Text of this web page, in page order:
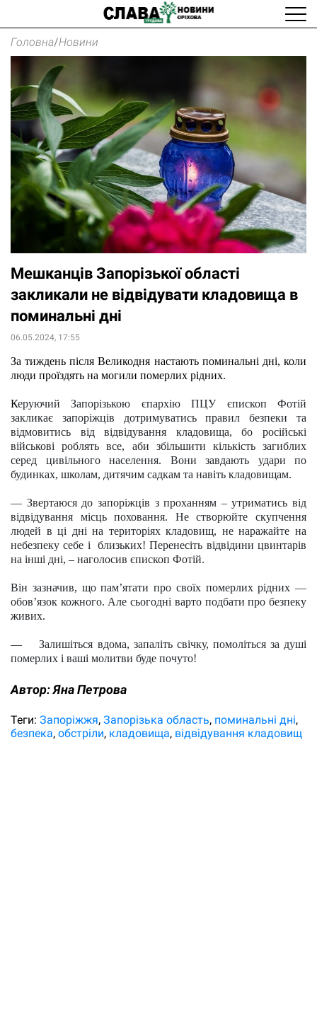
Головна/Новини
Мешканців Запорізької області
закликали не відвідувати кладовища в
поминальні дні
06.05.2024, 17:55
За тиждень після Великодня настають поминальні дні, коли
люди проїздять на могили померлих рідних.
Керуючий Запорізькою єпархію ПЦУ єпископ Фотій
закликає запоріжців дотримуватись правил безпеки та
відмовитись від відвідування кладовища, бо російські
військові роблять все, аби збільшити кількість загиблих
серед цивільного населення. Вони завдають удари по
будинках, школам, дитячим садкам та навіть кладовищам.
— Звертаюся до запоріжців з проханням – утриматись від
відвідування місць поховання. Не створюйте скупчення
людей в ці дні на територіях кладовищ, не наражайте на
небезпеку себе і  близьких! Перенесіть відвідини цвинтарів
на інші дні, – наголосив єпископ Фотій.
Він зазначив, що памʼятати про своїх померлих рідних —
обов’язок кожного. Але сьогодні варто подбати про безпеку
живих.
—
Залишіться вдома, запаліть свічку, помоліться за душі
померлих і ваші молитви буде почуто!
Автор:Яна Петрова
Теги: Запоріжжя Запорізька область поминальні дні
безпека обстріли кладовища відвідування кладовищ